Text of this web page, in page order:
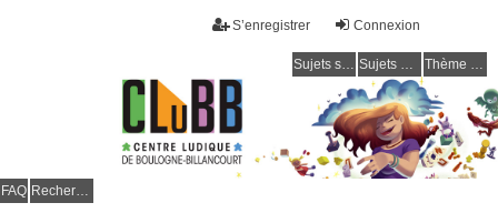
Connexion
S’enregistrer
Sujets sans réponse Sujets actifs Thème clair / foncé
FAQ Rechercher